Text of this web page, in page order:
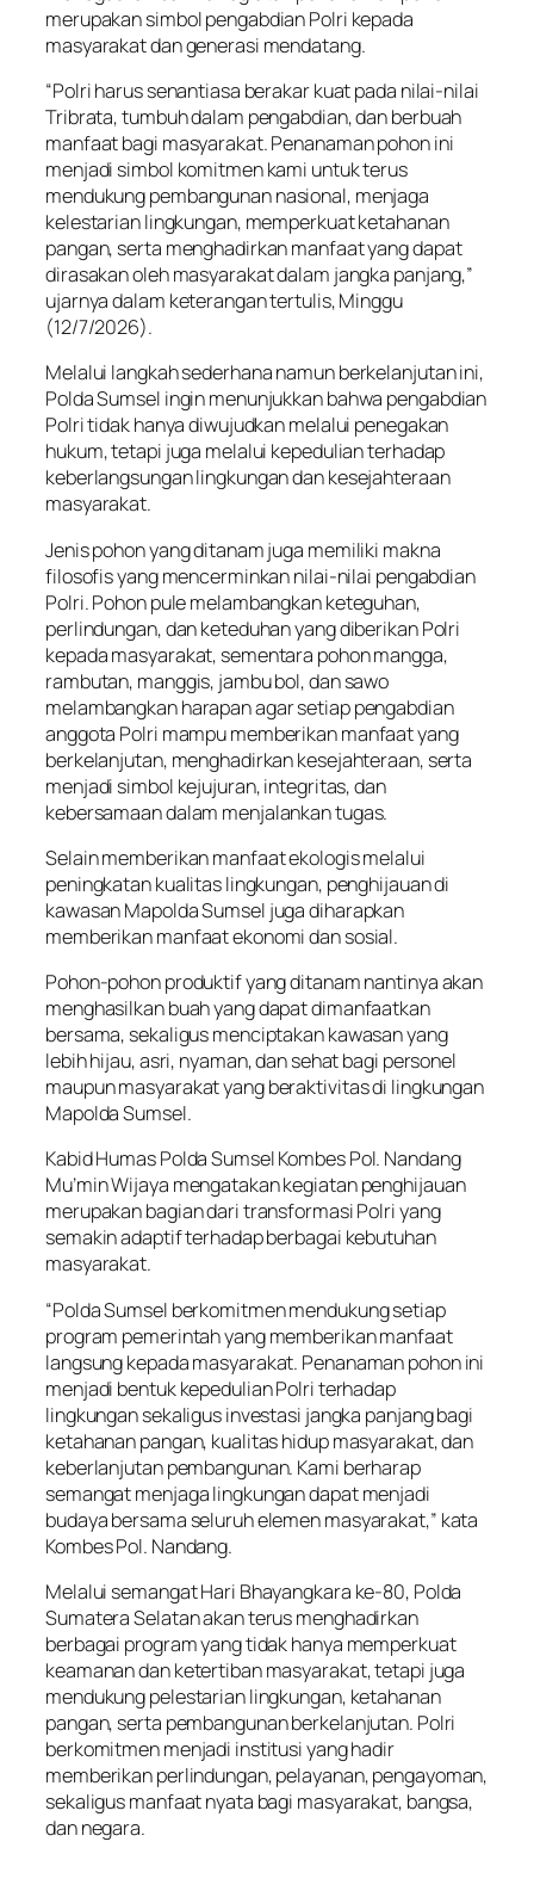
merupakan simbol pengabdian Polri kepada
masyarakat dan generasi mendatang.
“Polri harus senantiasa berakar kuat pada nilai-nilai
Tribrata, tumbuh dalam pengabdian, dan berbuah
manfaat bagi masyarakat. Penanaman pohon ini
menjadi simbol komitmen kami untuk terus
mendukung pembangunan nasional, menjaga
kelestarian lingkungan, memperkuat ketahanan
pangan, serta menghadirkan manfaat yang dapat
dirasakan oleh masyarakat dalam jangka panjang,”
ujarnya dalam keterangan tertulis, Minggu
(12/7/2026).
Melalui langkah sederhana namun berkelanjutan ini,
Polda Sumsel ingin menunjukkan bahwa pengabdian
Polri tidak hanya diwujudkan melalui penegakan
hukum, tetapi juga melalui kepedulian terhadap
keberlangsungan lingkungan dan kesejahteraan
masyarakat.
Jenis pohon yang ditanam juga memiliki makna
filosofis yang mencerminkan nilai-nilai pengabdian
Polri. Pohon pule melambangkan keteguhan,
perlindungan, dan keteduhan yang diberikan Polri
kepada masyarakat, sementara pohon mangga,
rambutan, manggis, jambu bol, dan sawo
melambangkan harapan agar setiap pengabdian
anggota Polri mampu memberikan manfaat yang
berkelanjutan, menghadirkan kesejahteraan, serta
menjadi simbol kejujuran, integritas, dan
kebersamaan dalam menjalankan tugas.
Selain memberikan manfaat ekologis melalui
peningkatan kualitas lingkungan, penghijauan di
kawasan Mapolda Sumsel juga diharapkan
memberikan manfaat ekonomi dan sosial.
Pohon-pohon produktif yang ditanam nantinya akan
menghasilkan buah yang dapat dimanfaatkan
bersama, sekaligus menciptakan kawasan yang
lebih hijau, asri, nyaman, dan sehat bagi personel
maupun masyarakat yang beraktivitas di lingkungan
Mapolda Sumsel.
Kabid Humas Polda Sumsel Kombes Pol. Nandang
Mu’min Wijaya mengatakan kegiatan penghijauan
merupakan bagian dari transformasi Polri yang
semakin adaptif terhadap berbagai kebutuhan
masyarakat.
“Polda Sumsel berkomitmen mendukung setiap
program pemerintah yang memberikan manfaat
langsung kepada masyarakat. Penanaman pohon ini
menjadi bentuk kepedulian Polri terhadap
lingkungan sekaligus investasi jangka panjang bagi
ketahanan pangan, kualitas hidup masyarakat, dan
keberlanjutan pembangunan. Kami berharap
semangat menjaga lingkungan dapat menjadi
budaya bersama seluruh elemen masyarakat,” kata
Kombes Pol. Nandang.
Melalui semangat Hari Bhayangkara ke-80, Polda
Sumatera Selatan akan terus menghadirkan
berbagai program yang tidak hanya memperkuat
keamanan dan ketertiban masyarakat, tetapi juga
mendukung pelestarian lingkungan, ketahanan
pangan, serta pembangunan berkelanjutan. Polri
berkomitmen menjadi institusi yang hadir
memberikan perlindungan, pelayanan, pengayoman,
sekaligus manfaat nyata bagi masyarakat, bangsa,
dan negara.